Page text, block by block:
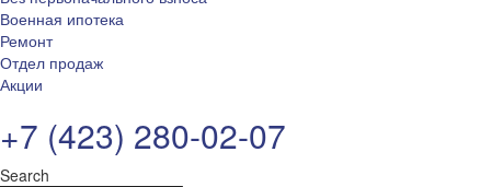
Военная ипотека
Ремонт
Отдел продаж
Акции
+7 (423) 280-02-07
Search